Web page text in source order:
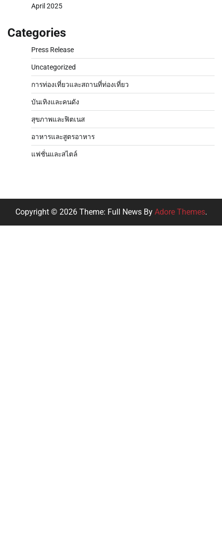
April 2025
Categories
Press Release
Uncategorized
การท่องเที่ยวและสถานที่ท่องเที่ยว
บันเทิงและคนดัง
สุขภาพและฟิตเนส
อาหารและสูตรอาหาร
แฟชั่นและสไตล์
Copyright © 2026 Theme: Full News By Adore Themes.